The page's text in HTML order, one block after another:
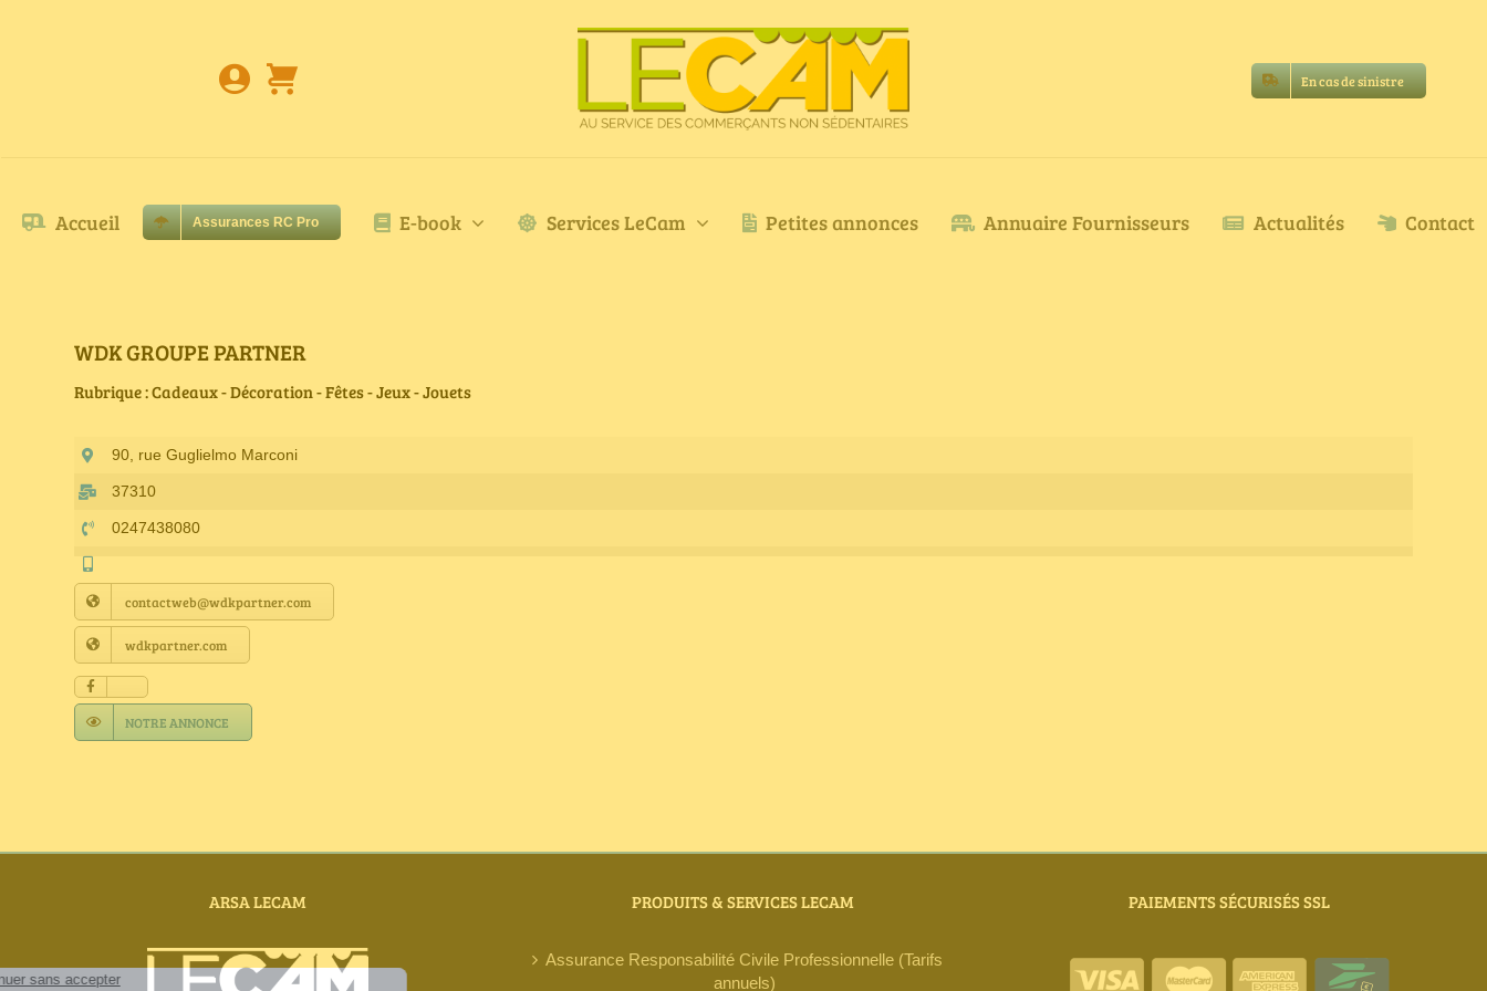
En cas de sinistre
Accueil Assurances RC Pro E-book Services LeCam Petites annonces Annuaire Fournisseurs Actualités Contact
WDK GROUPE PARTNER
Rubrique : Cadeaux - Décoration - Fêtes - Jeux - Jouets
90, rue Guglielmo Marconi
37310
0247438080
contactweb@wdkpartner.com
wdkpartner.com
NOTRE ANNONCE
ARSA LECAM PRODUITS & SERVICES LECAM
Assurance Responsabilité Civile Professionnelle (Tarifs
annuels)
PAIEMENTS SÉCURISÉS SSL